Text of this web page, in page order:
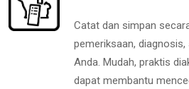
Catat dan simpan
pemeriksaan,
Anda. Mudah, praktis
dapat membantu